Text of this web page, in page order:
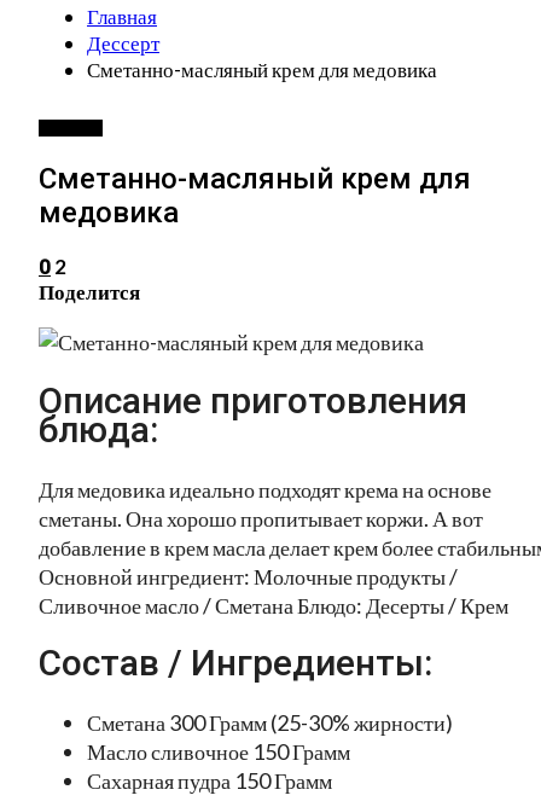
Главная
Дессерт
Сметанно-масляный крем для медовика
Сметанно-масляный крем для
медовика
0 2
Поделится
Описание приготовления
блюда:
Для медовика идеально подходят крема на основе
сметаны. Она хорошо пропитывает коржи. А вот
добавление в крем масла делает крем более
Основной ингредиент: Молочные продукты /
Сливочное масло / Сметана Блюдо: Десерты / Крем
Состав / Ингредиенты:
Сметана 300 Грамм (25-30% жирности)
Масло сливочное 150 Грамм
Сахарная пудра 150 Грамм